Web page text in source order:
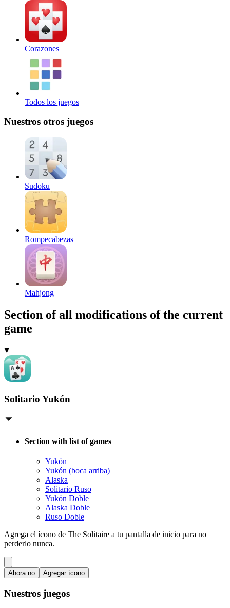
Corazones
Todos los juegos
Nuestros otros juegos
Sudoku
Rompecabezas
Mahjong
Section of all modifications of the current
game
Solitario Yukón
Section with list of games
Yukón
Yukón (boca arriba)
Alaska
Solitario Ruso
Yukón Doble
Alaska Doble
Ruso Doble
Agrega el ícono de The Solitaire a tu pantalla de inicio para no
perderlo nunca.
Ahora no Agregar ícono
Nuestros juegos